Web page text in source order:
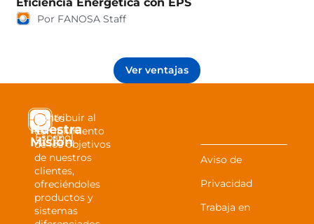
Por FANOSA Staff
Ver ventajas
Inglés
Español
Nuestra
Misión
Contribuir al
cumplimiento
de los objetivos
de nuestros
clientes,
ofreciéndoles
productos y
sistemas
Aviso de
Privacidad
Trabaja en